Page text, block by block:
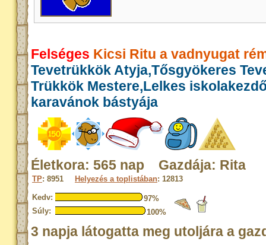
Felséges Kicsi Ritu a vadnyugat
Tevetrükkök Atyja,Tősgyökeres
Trükkök Mestere,Lelkes
karavánok bástyája
Életkora: 565 nap Gazdája: Rita
TP: 8951 Helyezés a toplistában: 12813
Kedv:
97%
Súly:
100%
3 napja látogatta meg utoljára a